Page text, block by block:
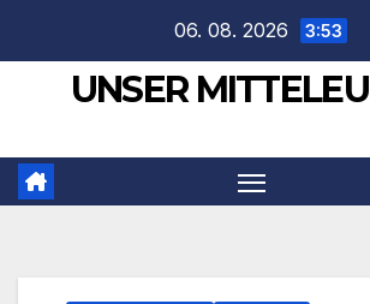
springen
06. 08. 2026 3:53
UNSER